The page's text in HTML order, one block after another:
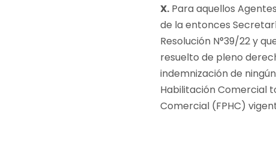
X. Para aquellos
de la entonces
Resolución N°39/22 y
resuelto de pleno
indemnización de
Habilitación Comercial
Comercial (FPHC)